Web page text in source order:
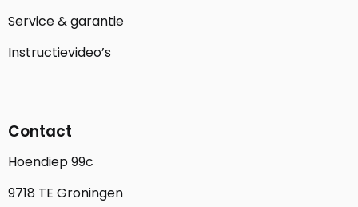
Service & garantie
Instructievideo’s
Contact
Hoendiep 99c
9718 TE Groningen